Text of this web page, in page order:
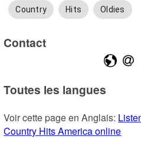
Country Hits Oldies
Contact
Toutes les langues
Voir cette page en Anglais:
Country Hits America online